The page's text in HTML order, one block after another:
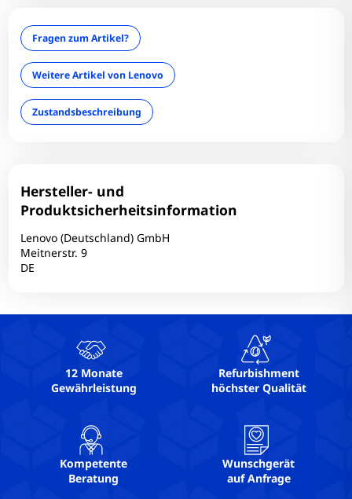
RAM-Slots gesamt: 2
RAM-Typ: DDR4
Simcard: Nein
Technischer Zustand: Einwandfrei
USB3: 2
Webcam: Ja
WLAN: Ja
Fragen zum Artikel?
Weitere Artikel von Lenovo
Zustandsbeschreibung
Hersteller- und
Produktsicherheitsinformation
Lenovo (Deutschland) GmbH
Meitnerstr. 9
DE
12 Monate
Gewährleistung
Refurbishment
höchster Qualität
Kompetente
Beratung
Wunschgerät
auf Anfrage